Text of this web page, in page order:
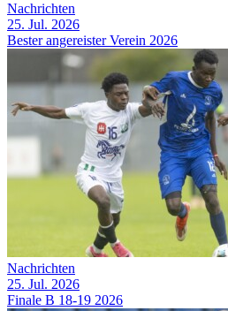
Nachrichten
25. Jul. 2026
Bester angereister Verein 2026
Nachrichten
25. Jul. 2026
Finale B 18-19 2026